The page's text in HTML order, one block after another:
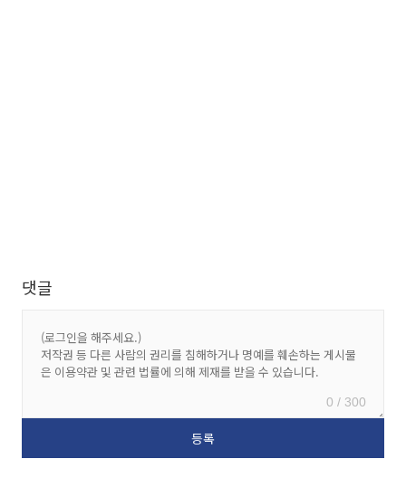
댓글
0 / 300